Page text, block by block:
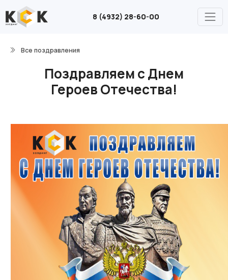
8 (4932) 28-60-00
Все поздравления
Поздравляем с Днем
Героев Отечества!